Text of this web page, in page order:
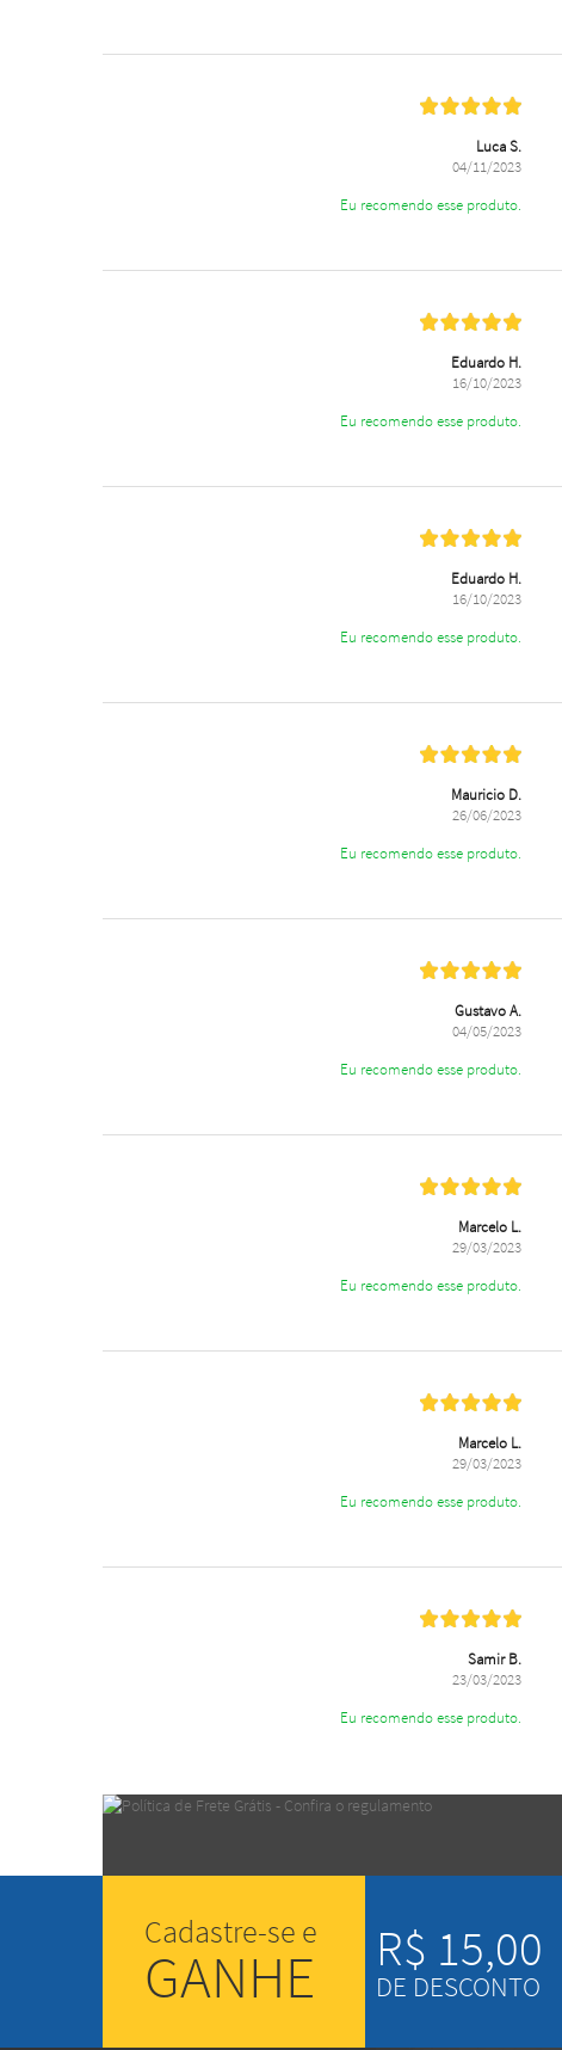
Luca S.
04/11/2023
Eu recomendo esse produto.
Eduardo H.
16/10/2023
Eu recomendo esse produto.
Eduardo H.
16/10/2023
Eu recomendo esse produto.
Mauricio D.
26/06/2023
Eu recomendo esse produto.
Gustavo A.
04/05/2023
Eu recomendo esse produto.
Marcelo L.
29/03/2023
Eu recomendo esse produto.
Marcelo L.
29/03/2023
Eu recomendo esse produto.
Samir B.
23/03/2023
Eu recomendo esse produto.
Cadastre-se e
GANHE R$ 15,00
DE DESCONTO